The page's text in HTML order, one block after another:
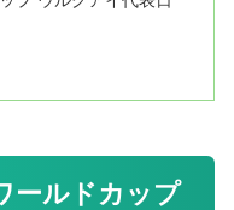
ールドカップ